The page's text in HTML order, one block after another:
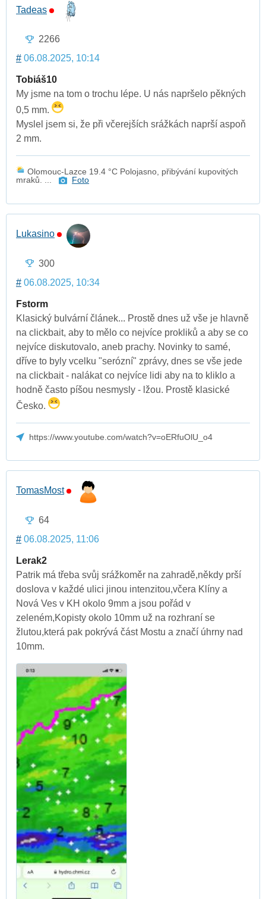
Tadeas
2266
# 06.08.2025, 10:14
Tobiáš10
My jsme na tom o trochu lépe. U nás napršelo pěkných
0,5 mm.
Myslel jsem si, že při včerejších srážkách naprší aspoň
2 mm.
Olomouc-Lazce 19.4 °C Polojasno, přibývání kupovitých
mraků. ...
Foto
Lukasino
300
# 06.08.2025, 10:34
Fstorm
Klasický bulvární článek... Prostě dnes už vše je hlavně
na clickbait, aby to mělo co nejvíce prokliků a aby se co
nejvíce diskutovalo, aneb prachy. Novinky to samé,
dříve to byly vcelku "serózní" zprávy, dnes se vše jede
na clickbait - nalákat co nejvíce lidi aby na to kliklo a
hodně často píšou nesmysly - lžou. Prostě klasické
Česko.
https://www.youtube.com/watch?v=oERfuOlU_o4
TomasMost
64
# 06.08.2025, 11:06
Lerak2
Patrik má třeba svůj srážkoměr na zahradě,někdy prší
doslova v každé ulici jinou intenzitou,včera Klíny a
Nová Ves v KH okolo 9mm a jsou pořád v
zeleném,Kopisty okolo 10mm už na rozhraní se
žlutou,která pak pokrývá část Mostu a značí úhrny nad
10mm.